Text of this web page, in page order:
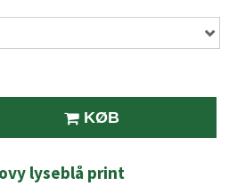
KØB
lyseblå print